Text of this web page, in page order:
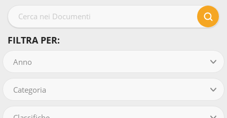
FILTRA PER:
Anno
Categoria